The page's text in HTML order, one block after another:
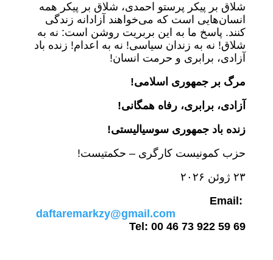
شلاق بر پیکر پرستو احمدی، شلاق بر پیکر همه
انسان‌هایی است که می‌خواهند آزادانه زندگی
کنند. پاسخ ما به این بربریت روشن است: نه به
شلاق! نه به زندان سیاسی! نه به اعدام! زنده باد
آزادی، برابری و حرمت انسان!
مرگ بر جمهوری اسلامی!
آزادی، برابری، رفاه همگانی!
زنده باد جمهوری سوسیالیستی!
حزب کمونیست کارگری – حکمتیست!
۲٣ ژوئن ۲۰۲۶
Email:
daftaremarkzy@gmail.com
Tel: 00 46 73 922 59 69